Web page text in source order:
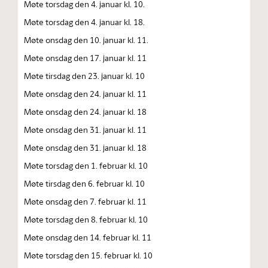
Møte torsdag den 4. januar kl. 10.
Møte torsdag den 4. januar kl. 18.
Møte onsdag den 10. januar kl. 11.
Møte onsdag den 17. januar kl. 11
Møte tirsdag den 23. januar kl. 10
Møte onsdag den 24. januar kl. 11
Møte onsdag den 24. januar kl. 18
Møte onsdag den 31. januar kl. 11
Møte onsdag den 31. januar kl. 18
Møte torsdag den 1. februar kl. 10
Møte tirsdag den 6. februar kl. 10
Møte onsdag den 7. februar kl. 11
Møte torsdag den 8. februar kl. 10
Møte onsdag den 14. februar kl. 11
Møte torsdag den 15. februar kl. 10